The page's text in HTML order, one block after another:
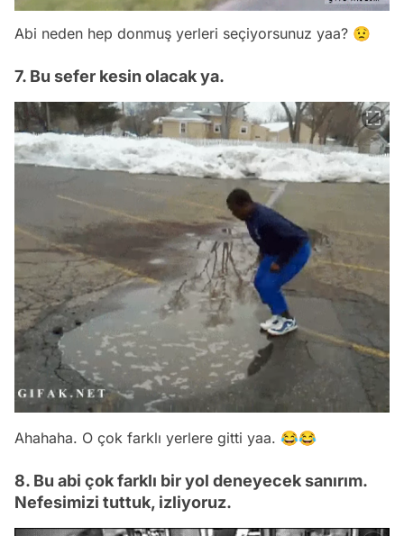
Abi neden hep donmuş yerleri seçiyorsunuz yaa? 😟
7. Bu sefer kesin olacak ya.
Ahahaha. O çok farklı yerlere gitti yaa. 😂😂
8. Bu abi çok farklı bir yol deneyecek sanırım.
Nefesimizi tuttuk, izliyoruz.